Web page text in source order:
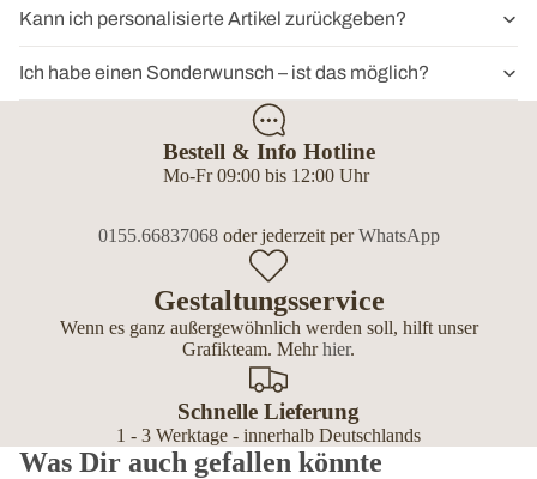
Kann ich personalisierte Artikel zurückgeben?
Ich habe einen Sonderwunsch – ist das möglich?
Bestell & Info Hotline
Mo-Fr 09:00 bis 12:00 Uhr
0155.66837068oder jederzeit perWhatsApp
Gestaltungsservice
Wenn es ganz außergewöhnlich werden soll, hilft unser
Grafikteam. Mehrhier.
Schnelle Lieferung
1 - 3 Werktage - innerhalb Deutschlands
Was Dir auch gefallen könnte